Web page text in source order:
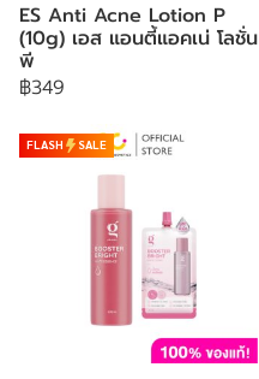
ES Anti Acne Lotion P
(10g) เอส แอนตี้แอคเน่ โลชั่น
พี
฿349
FLASH SALE